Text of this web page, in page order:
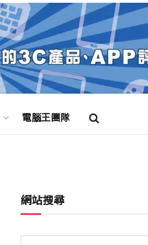
電腦王團隊
網站搜尋